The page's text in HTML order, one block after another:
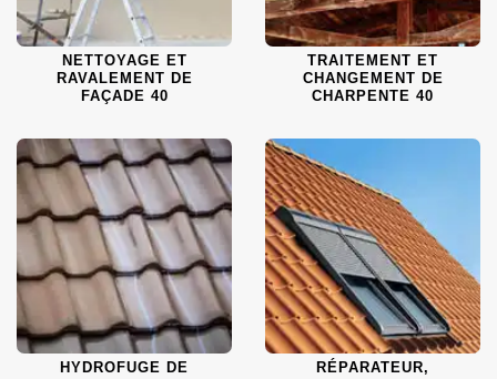
NETTOYAGE ET
RAVALEMENT DE
FAÇADE 40
TRAITEMENT ET
CHANGEMENT DE
CHARPENTE 40
HYDROFUGE DE
RÉPARATEUR,